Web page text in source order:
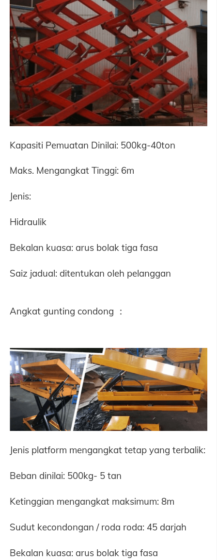
Kapasiti Pemuatan Dinilai: 500kg-40ton
Maks. Mengangkat Tinggi: 6m
Jenis:
Hidraulik
Bekalan kuasa: arus bolak tiga fasa
Saiz jadual: ditentukan oleh pelanggan
Angkat gunting condong ：
Jenis platform mengangkat tetap yang terbalik:
Beban dinilai: 500kg- 5 tan
Ketinggian mengangkat maksimum: 8m
Sudut kecondongan / roda roda: 45 darjah
Bekalan kuasa: arus bolak tiga fasa